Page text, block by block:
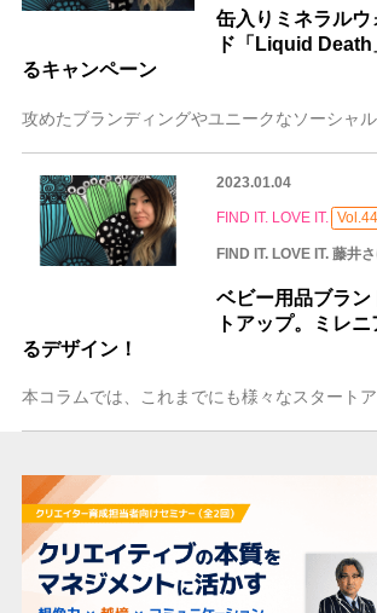
缶入りミネラル
ド「Liquid
るキャンペーン
2023.01.04
FIND IT. LOVE IT. Vol.44
FIND IT. LOVE IT. 藤井
ベビー用品ブラ
トアップ。ミレ
るデザイン！